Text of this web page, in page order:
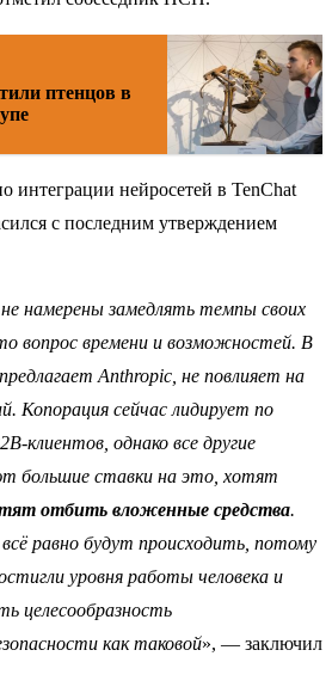
птенцов в
интеграции нейросетей в TenChat
с последним утверждением
намерены замедлять темпы своих
вопрос времени и возможностей. В
Anthropic, не повлияет на
Копорация сейчас лидирует по
клиентов, однако все другие
большие ставки на это, хотят
отбить вложенные средства.
равно будут происходить, потому
уровня работы человека и
целесообразность
как таковой», — заключил